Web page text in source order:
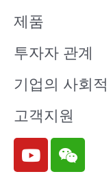
제품
투자자 관계
기업의 사회적
고객지원
Y
o
W
e